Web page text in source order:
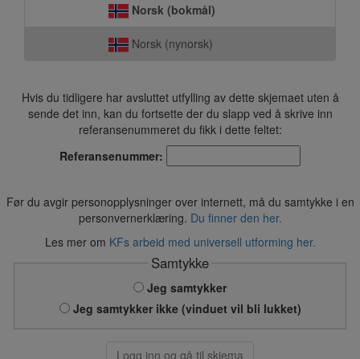
Norsk (bokmål)
Norsk (nynorsk)
Hvis du tidligere har avsluttet utfylling av dette skjemaet uten å
sende det inn, kan du fortsette der du slapp ved å skrive inn
referansenummeret du fikk i dette feltet:
Referansenummer:
Før du avgir personopplysninger over internett, må du samtykke i en
personvernerklæring. Du finner den her.
Les mer om KFs arbeid med universell utforming her.
Samtykke
Jeg samtykker
Jeg samtykker ikke (vinduet vil bli lukket)
Logg inn og gå til skjema